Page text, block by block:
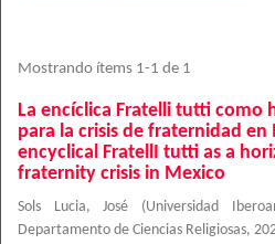
Mostrando ítems 1-1 de 1
La encíclica Fratelli tutti como
para la crisis de fraternidad en
encyclical FratellI tutti as a
fraternity crisis in Mexico
Sols Lucia, José (Universidad
Departamento de Ciencias Religiosas,